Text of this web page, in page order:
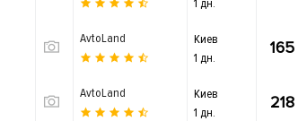
AvtoLand
Киев
1 дн.
165
AvtoLand
Киев
1 дн.
218